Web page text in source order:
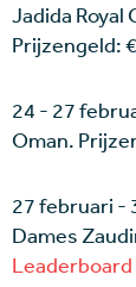
Jadida Royal
Prijzengeld:
24 - 27
Oman.
27 februari -
Dames
Leaderboard